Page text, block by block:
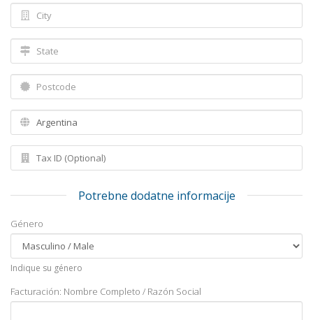
Potrebne dodatne informacije
Género
Indique su género
Facturación: Nombre Completo / Razón Social